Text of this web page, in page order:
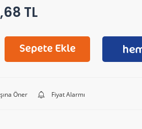
TL
Öner Fiyat Alarmı